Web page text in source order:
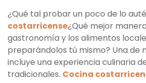
¿Qué tal probar un poco de lo
costarricense¿Qué mejor
gastronomía y los alimentos
preparándolos tú mismo? Una de
incluye una experiencia culinaria
tradicionales. Cocina